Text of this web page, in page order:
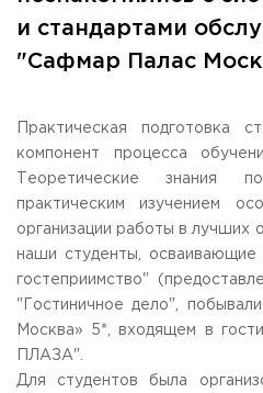
Работа с лицами с ОВЗ и
Контакты
Федеральный ресурсный
Федеральное учебно-
системе ВО
Федеральное учебно-
системе СПО
Профком
Конкурс ППС
Сведения об
пгт. Черкизово,
ТЕЛЕФОНЫ
+7 (495) 940 83 00
+7 (495) 940 83 58 - Приемная
E-MAIL
info@rguts.ru
obrashenia@rguts.ru
priem@rguts.ru - Приемная
и стандартами
"Сафмар Палас
Практическая подготовка
компонент процесса
Теоретические знания
практическим изучением
организации работы в лучших
наши студенты,
гостеприимство"
"Гостиничное дело",
Москва» 5*, входящем в
ПЛАЗА".
Для студентов была